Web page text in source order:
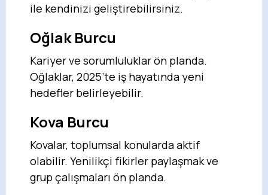
ile kendinizi geliştirebilirsiniz.
Oğlak Burcu
Kariyer ve sorumluluklar ön planda.
Oğlaklar, 2025’te iş hayatında yeni
hedefler belirleyebilir.
Kova Burcu
Kovalar, toplumsal konularda aktif
olabilir. Yenilikçi fikirler paylaşmak ve
grup çalışmaları ön planda.